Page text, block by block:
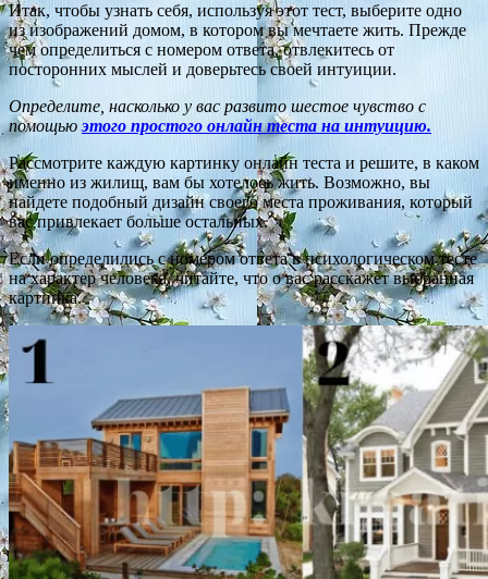
Итак, чтобы узнать себя, используя этот тест, выберите одно
из изображений домом, в котором вы мечтаете жить. Прежде
чем определиться с номером ответа, отвлекитесь от
посторонних мыслей и доверьтесь своей интуиции.
Определите, насколько у вас развито шестое чувство с
помощьюэтого простого онлайн теста на интуицию.
Рассмотрите каждую картинку онлайн теста и решите, в каком
именно из жилищ, вам бы хотелось жить. Возможно, вы
найдете подобный дизайн своего места проживания, который
вас привлекает больше остальных.
Если определились с номером ответа в психологическом тесте
на характер человека, читайте, что о вас расскажет выбранная
картинка.